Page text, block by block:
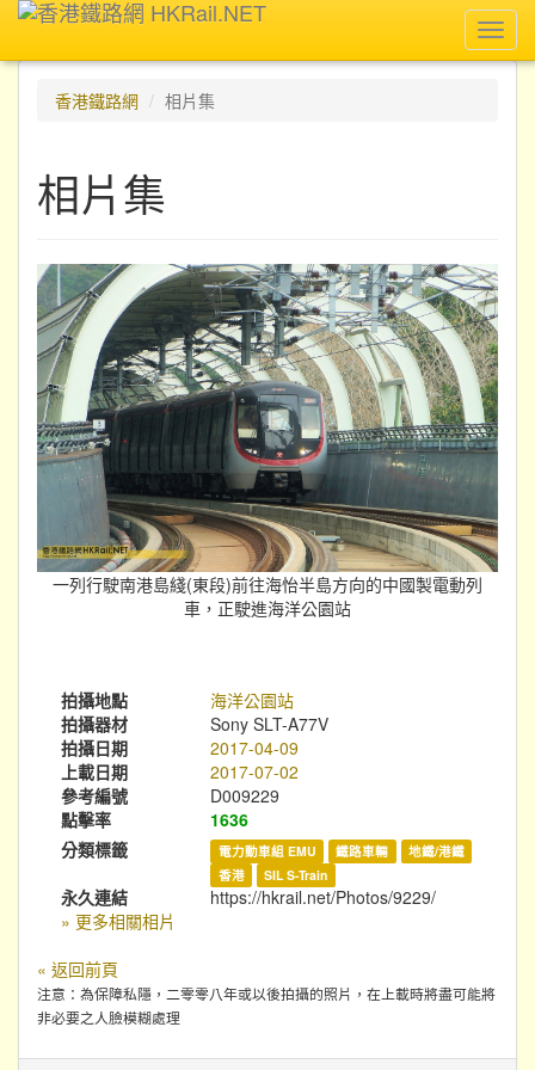
香港鐵路網
相片集
相片集
一列行駛南港島綫(東段)前往海怡半島方向的中國製電動列
車，正駛進海洋公園站
拍攝地點
海洋公園站
拍攝器材
Sony SLT-A77V
拍攝日期
2017-04-09
上載日期
2017-07-02
參考編號
D009229
點擊率
1636
分類標籤
電力動車組 EMU 鐵路車輛
地鐵/港鐵
香港
SIL S-Train
永久連結
https://hkrail.net/Photos/9229/
» 更多相關相片
« 返回前頁
注意：為保障私隱，二零零八年或以後拍攝的照片，在上載時將盡可能將
非必要之人臉模糊處理